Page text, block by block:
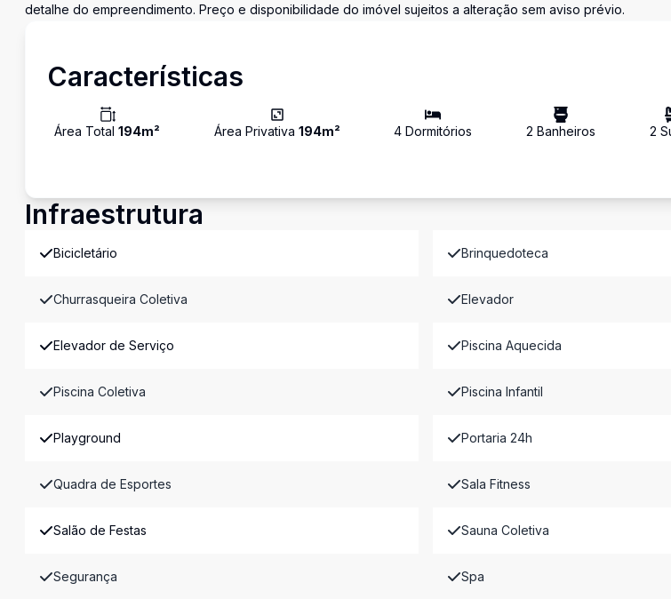
detalhe do empreendimento. Preço e disponibilidade do imóvel sujeitos a alteração sem aviso prévio.
Características
Área Total 194m² Área Privativa 194m² 4 Dormitórios 2 Banheiros 2
Infraestrutura
Bicicletário Brinquedoteca
Churrasqueira Coletiva Elevador
Elevador de Serviço Piscina Aquecida
Piscina Coletiva Piscina Infantil
Playground Portaria 24h
Quadra de Esportes Sala Fitness
Salão de Festas Sauna Coletiva
Segurança Spa